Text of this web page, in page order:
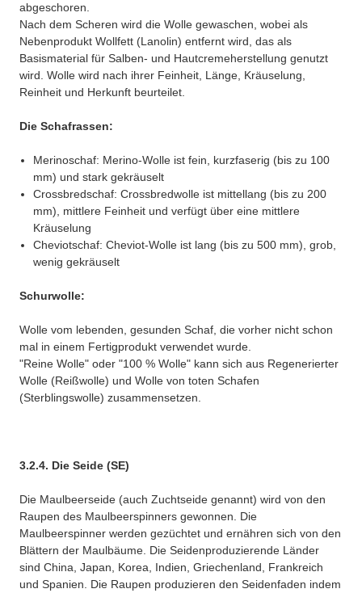
abgeschoren.
Nach dem Scheren wird die Wolle gewaschen, wobei als
Nebenprodukt Wollfett (Lanolin) entfernt wird, das als
Basismaterial für Salben- und Hautcremeherstellung genutzt
wird. Wolle wird nach ihrer Feinheit, Länge, Kräuselung,
Reinheit und Herkunft beurteilet.
Die Schafrassen:
Merinoschaf: Merino-Wolle ist fein, kurzfaserig (bis zu 100
mm) und stark gekräuselt
Crossbredschaf: Crossbredwolle ist mittellang (bis zu 200
mm), mittlere Feinheit und verfügt über eine mittlere
Kräuselung
Cheviotschaf: Cheviot-Wolle ist lang (bis zu 500 mm), grob,
wenig gekräuselt
Schurwolle:
Wolle vom lebenden, gesunden Schaf, die vorher nicht schon
mal in einem Fertigprodukt verwendet wurde.
"Reine Wolle" oder "100 % Wolle" kann sich aus Regenerierter
Wolle (Reißwolle) und Wolle von toten Schafen
(Sterblingswolle) zusammensetzen.
3.2.4. Die Seide (SE)
Die Maulbeerseide (auch Zuchtseide genannt) wird von den
Raupen des Maulbeerspinners gewonnen. Die
Maulbeerspinner werden gezüchtet und ernähren sich von den
Blättern der Maulbäume. Die Seidenproduzierende Länder
sind China, Japan, Korea, Indien, Griechenland, Frankreich
und Spanien. Die Raupen produzieren den Seidenfaden indem